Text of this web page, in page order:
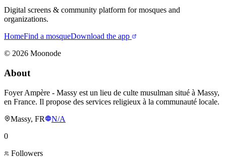
Digital screens & community platform for mosques and
organizations.
HomeFind a mosqueDownload the app
© 2026 Moonode
About
Foyer Ampère - Massy est un lieu de culte musulman situé à Massy,
en France. Il propose des services religieux à la communauté locale.
Massy, FR
N/A
0
Followers